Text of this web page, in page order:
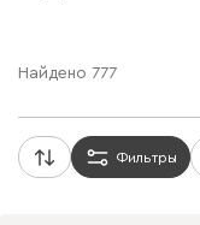
Найдено 777
Фильтры